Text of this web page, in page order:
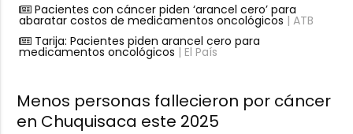
Pacientes con cáncer piden ‘arancel cero’ para
abaratar costos de medicamentos oncológicos | ATB
Tarija: Pacientes piden arancel cero para
medicamentos oncológicos | El País
Menos personas fallecieron por cáncer
en Chuquisaca este 2025